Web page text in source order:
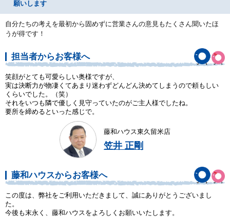
願いします
自分たちの考えを最初から固めずに営業さんの意見もたくさん聞いたほ
うが得です！
担当者からお客様へ
笑顔がとても可愛らしい奥様ですが、
実は決断力が物凄くてあまり迷わずどんどん決めてしまうので頼もしい
くらいでした。（笑）
それをいつも隣で優しく見守っていたのがご主人様でしたね。
要所を締めるといった感じで。
藤和ハウス東久留米店
笠井 正剛
藤和ハウスからお客様へ
この度は、弊社をご利用いただきまして、誠にありがとうございまし
た。
今後も末永く、藤和ハウスをよろしくお願いいたします。